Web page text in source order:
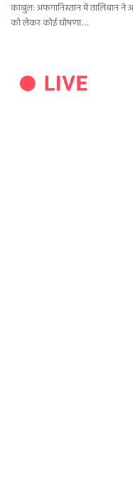
काबुल: अफगानिस्तान में तालिबान
को लेकर कोई घोषणा…